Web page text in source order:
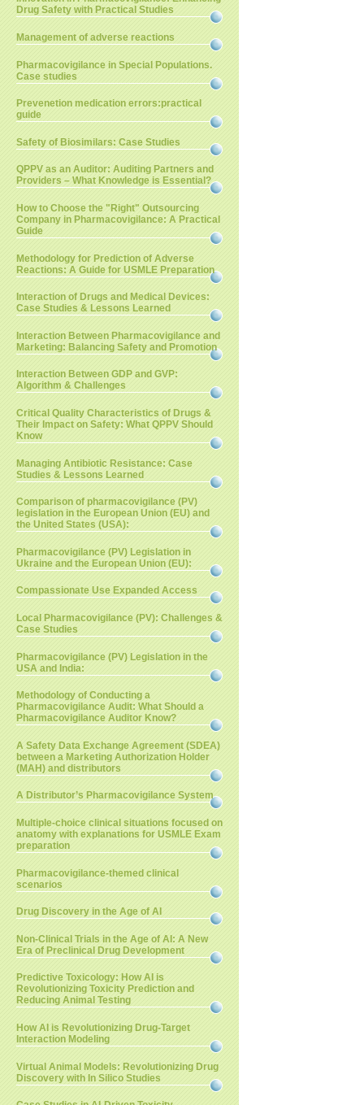
Drug Safety with Practical Studies
Management of adverse reactions
Pharmacovigilance in Special Populations.
Case studies
Prevenetion medication errors:practical
guide
Safety of Biosimilars: Case Studies
QPPV as an Auditor: Auditing Partners and
Providers – What Knowledge is Essential?
How to Choose the "Right" Outsourcing
Company in Pharmacovigilance: A Practical
Guide
Methodology for Prediction of Adverse
Reactions: A Guide for USMLE Preparation
Interaction of Drugs and Medical Devices:
Case Studies & Lessons Learned
Interaction Between Pharmacovigilance and
Marketing: Balancing Safety and Promotion
Interaction Between GDP and GVP:
Algorithm & Challenges
Critical Quality Characteristics of Drugs &
Their Impact on Safety: What QPPV Should
Know
Managing Antibiotic Resistance: Case
Studies & Lessons Learned
Comparison of pharmacovigilance (PV)
legislation in the European Union (EU) and
the United States (USA):
Pharmacovigilance (PV) Legislation in
Ukraine and the European Union (EU):
Compassionate Use Expanded Access
Local Pharmacovigilance (PV): Challenges &
Case Studies
Pharmacovigilance (PV) Legislation in the
USA and India:
Methodology of Conducting a
Pharmacovigilance Audit: What Should a
Pharmacovigilance Auditor Know?
A Safety Data Exchange Agreement (SDEA)
between a Marketing Authorization Holder
(MAH) and distributors
A Distributor’s Pharmacovigilance System
Multiple-choice clinical situations focused on
anatomy with explanations for USMLE Exam
preparation
Pharmacovigilance-themed clinical
scenarios
Drug Discovery in the Age of AI
Non-Clinical Trials in the Age of AI: A New
Era of Preclinical Drug Development
Predictive Toxicology: How AI is
Revolutionizing Toxicity Prediction and
Reducing Animal Testing
How AI is Revolutionizing Drug-Target
Interaction Modeling
Virtual Animal Models: Revolutionizing Drug
Discovery with In Silico Studies